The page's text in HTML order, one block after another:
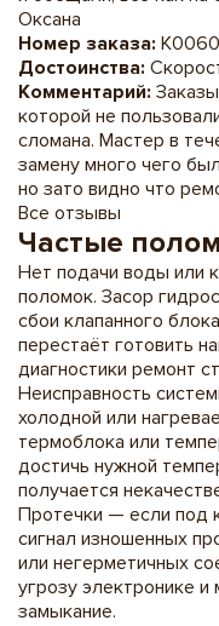
Оксана
Номер заказа:
Достоинства:
Комментарий:
которой не
сломана. Мастер в
замену много чего
но зато видно что
Все отзывы
Частые
Нет подачи воды или
поломок. Засор
сбои клапанного
перестаёт готовить
диагностики ремонт
Неисправность
холодной или
термоблока или
достичь нужной
получается
Протечки — если под
сигнал изношенных
или негерметичных
угрозу электронике
замыкание.